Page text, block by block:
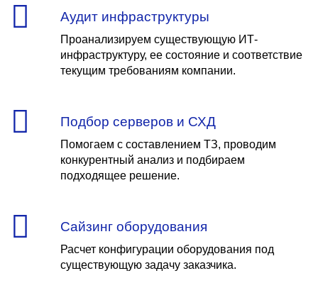
Аудит инфраструктуры
Проанализируем существующую ИТ-
инфраструктуру, ее состояние и соответствие
текущим требованиям компании.
Подбор серверов и СХД
Помогаем с составлением ТЗ, проводим
конкурентный анализ и подбираем
подходящее решение.
Сайзинг оборудования
Расчет конфигурации оборудования под
существующую задачу заказчика.